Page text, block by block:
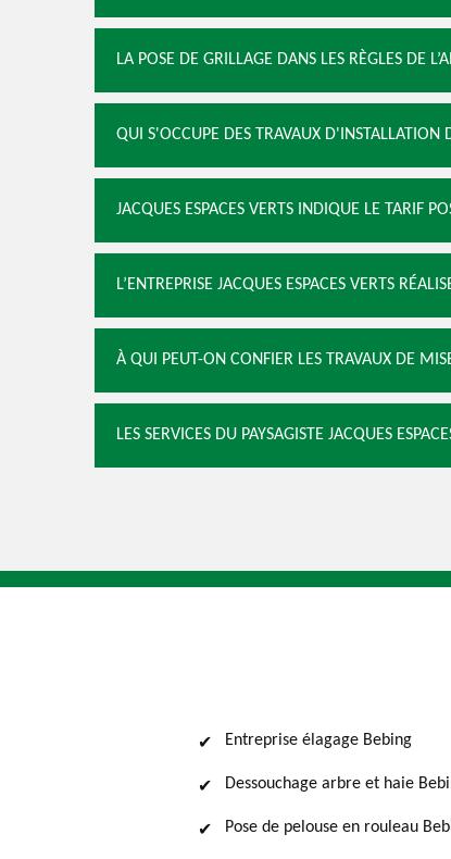
LA POSE DE GRILLAGE DANS LES RÈGLES DE
QUI S'OCCUPE DES TRAVAUX D'INSTALLATION
JACQUES ESPACES VERTS INDIQUE LE TARIF
L’ENTREPRISE JACQUES ESPACES VERTS
À QUI PEUT-ON CONFIER LES TRAVAUX DE
LES SERVICES DU PAYSAGISTE JACQUES
Entreprise élagage Bebing
Dessouchage arbre et haie
Pose de pelouse en rouleau